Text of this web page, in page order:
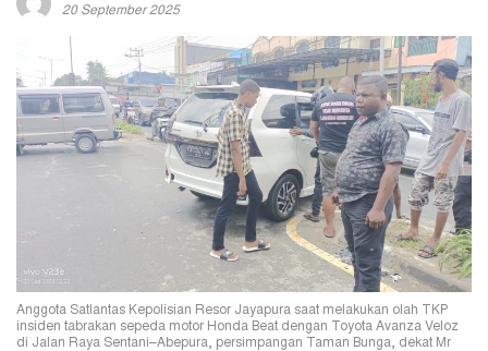
20 September 2025
Anggota Satlantas Kepolisian Resor Jayapura saat melakukan olah TKP
insiden tabrakan sepeda motor Honda Beat dengan Toyota Avanza Veloz
di Jalan Raya Sentani–Abepura, persimpangan Taman Bunga, dekat Mr